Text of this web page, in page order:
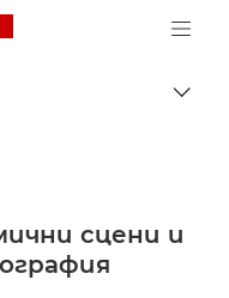
Canon Logo, back to
сцени и